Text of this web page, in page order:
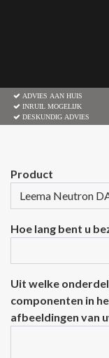
ADVIES AAN HUIS
INRUIL MOGELIJK
DESKUNDIG ADVIES
Product
Hoe lang bent u
Uit welke
componenten in
afbeeldingen van